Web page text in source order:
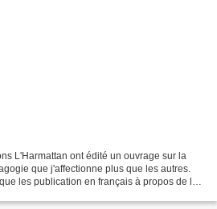
L'Harmattan ont édité un ouvrage sur la
que j'affectionne plus que les autres.
les publication en français à propos de la